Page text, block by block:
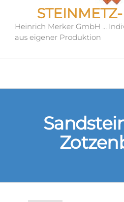
Heinrich Merker GmbH …
aus eigener Produktion